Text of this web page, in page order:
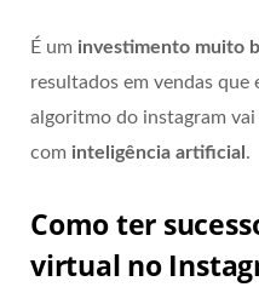
É um investimento muito
resultados em vendas que
algoritmo do instagram
com inteligência artificial.
Como ter
virtual no